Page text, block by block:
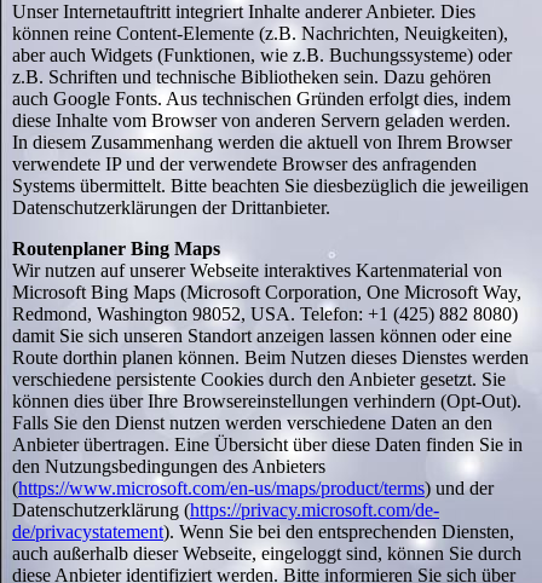
Unser Internetauftritt integriert Inhalte anderer Anbieter. Dies
können reine Content-Elemente (z.B. Nachrichten, Neuigkeiten),
aber auch Widgets (Funktionen, wie z.B. Buchungssysteme) oder
z.B. Schriften und technische Bibliotheken sein. Dazu gehören
auch Google Fonts. Aus technischen Gründen erfolgt dies, indem
diese Inhalte vom Browser von anderen Servern geladen werden.
In diesem Zusammenhang werden die aktuell von Ihrem Browser
verwendete IP und der verwendete Browser des anfragenden
Systems übermittelt. Bitte beachten Sie diesbezüglich die jeweiligen
Datenschutzerklärungen der Drittanbieter.
Routenplaner Bing Maps
Wir nutzen auf unserer Webseite interaktives Kartenmaterial von
Microsoft Bing Maps (Microsoft Corporation, One Microsoft Way,
Redmond, Washington 98052, USA. Telefon: +1 (425) 882 8080)
damit Sie sich unseren Standort anzeigen lassen können oder eine
Route dorthin planen können. Beim Nutzen dieses Dienstes werden
verschiedene persistente Cookies durch den Anbieter gesetzt. Sie
können dies über Ihre Browsereinstellungen verhindern (Opt-Out).
Falls Sie den Dienst nutzen werden verschiedene Daten an den
Anbieter übertragen. Eine Übersicht über diese Daten finden Sie in
den Nutzungsbedingungen des Anbieters
(https://www.microsoft.com/en-us/maps/product/terms) und der
Datenschutzerklärung (https://privacy.microsoft.com/de-
de/privacystatement). Wenn Sie bei den entsprechenden Diensten,
auch außerhalb dieser Webseite, eingeloggt sind, können Sie durch
diese Anbieter identifiziert werden. Bitte informieren Sie sich über